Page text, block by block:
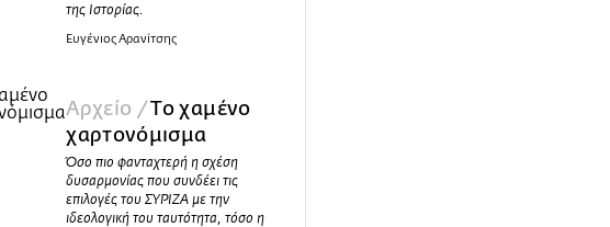
της Ιστορίας.
Ευγένιος Αρανίτσης
Αρχείο /Το χαμένο
χαρτονόμισμα
Όσο πιο φανταχτερή η σχέση
δυσαρμονίας που συνδέει τις
επιλογές του ΣΥΡΙΖΑ με την
ιδεολογική του ταυτότητα, τόσο η